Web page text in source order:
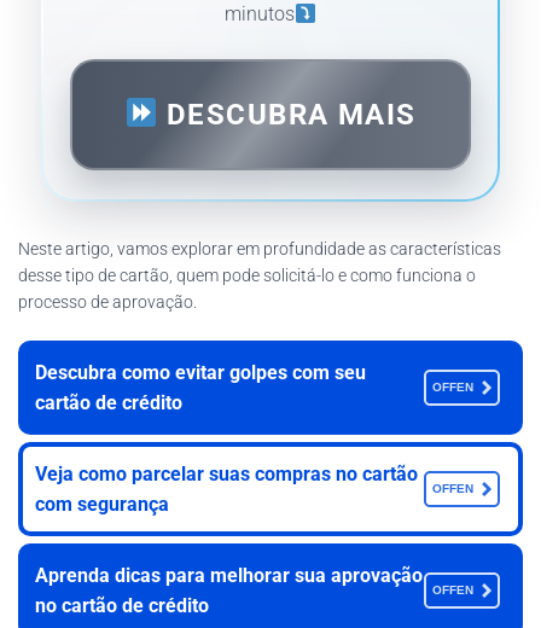
minutos
DESCUBRA MAIS
Neste artigo, vamos explorar em profundidade as características
desse tipo de cartão, quem pode solicitá-lo e como funciona o
processo de aprovação.
Descubra como evitar golpes com seu
cartão de crédito
OFFEN
Veja como parcelar suas compras no cartão
com segurança
OFFEN
Aprenda dicas para melhorar sua aprovação
no cartão de crédito
OFFEN